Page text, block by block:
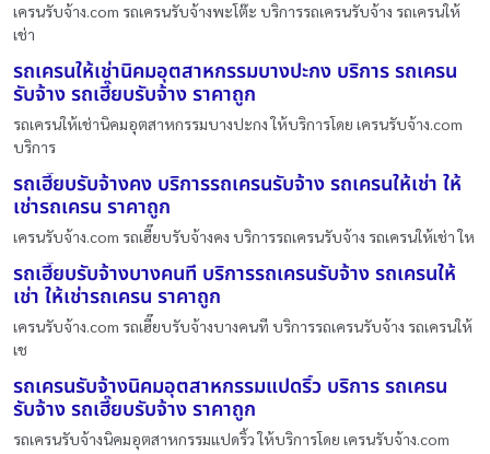
เครนรับจ้าง.com รถเครนรับจ้างพะโต๊ะ บริการรถเครนรับจ้าง รถเครนให้
เช่า
รถเครนให้เช่านิคมอุตสาหกรรมบางปะกง บริการ รถเครน
รับจ้าง รถเฮี๊ยบรับจ้าง ราคาถูก
รถเครนให้เช่านิคมอุตสาหกรรมบางปะกง ให้บริการโดย เครนรับจ้าง.com
บริการ
รถเฮี๊ยบรับจ้างคง บริการรถเครนรับจ้าง รถเครนให้เช่า ให้
เช่ารถเครน ราคาถูก
เครนรับจ้าง.com รถเฮี๊ยบรับจ้างคง บริการรถเครนรับจ้าง รถเครนให้เช่า ให
รถเฮี๊ยบรับจ้างบางคนที บริการรถเครนรับจ้าง รถเครนให้
เช่า ให้เช่ารถเครน ราคาถูก
เครนรับจ้าง.com รถเฮี๊ยบรับจ้างบางคนที บริการรถเครนรับจ้าง รถเครนให้
เช
รถเครนรับจ้างนิคมอุตสาหกรรมแปดริ้ว บริการ รถเครน
รับจ้าง รถเฮี๊ยบรับจ้าง ราคาถูก
รถเครนรับจ้างนิคมอุตสาหกรรมแปดริ้ว ให้บริการโดย เครนรับจ้าง.com